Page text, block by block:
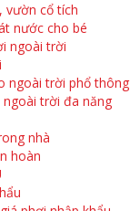
vườn cổ tích
nước cho bé
ngoài trời
ngoài trời phổ thông
trời đa năng
nhà
hoàn